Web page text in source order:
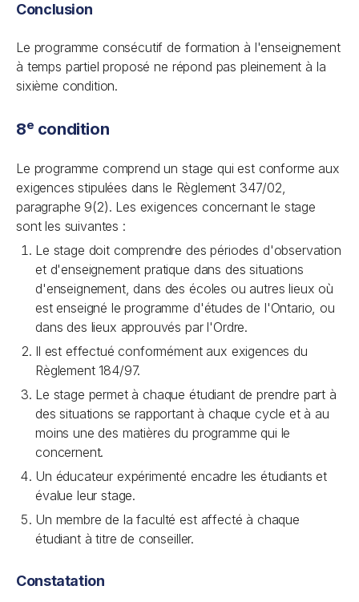
Conclusion
Le programme consécutif de formation à l'enseignement
à temps partiel proposé ne répond pas pleinement à la
sixième condition.
8e condition
Le programme comprend un stage qui est conforme aux
exigences stipulées dans le Règlement 347/02,
paragraphe 9(2). Les exigences concernant le stage
sont les suivantes :
Le stage doit comprendre des périodes d'observation
et d'enseignement pratique dans des situations
d'enseignement, dans des écoles ou autres lieux où
est enseigné le programme d'études de l'Ontario, ou
dans des lieux approuvés par l'Ordre.
Il est effectué conformément aux exigences du
Règlement 184/97.
Le stage permet à chaque étudiant de prendre part à
des situations se rapportant à chaque cycle et à au
moins une des matières du programme qui le
concernent.
Un éducateur expérimenté encadre les étudiants et
évalue leur stage.
Un membre de la faculté est affecté à chaque
étudiant à titre de conseiller.
Constatation